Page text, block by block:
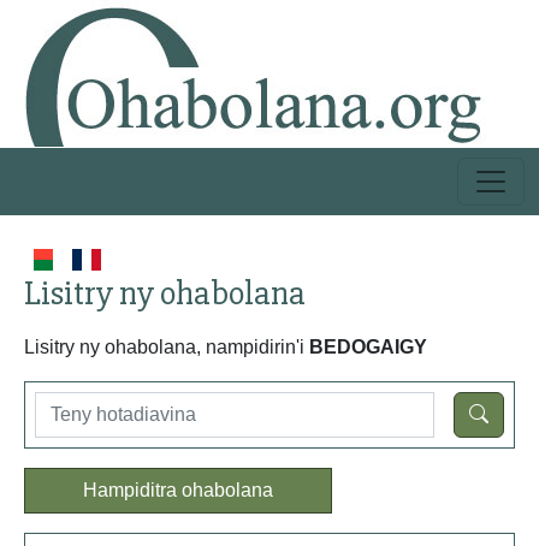
Lisitry ny ohabolana
Lisitry ny ohabolana, nampidirin'i BEDOGAIGY
Hampiditra ohabolana